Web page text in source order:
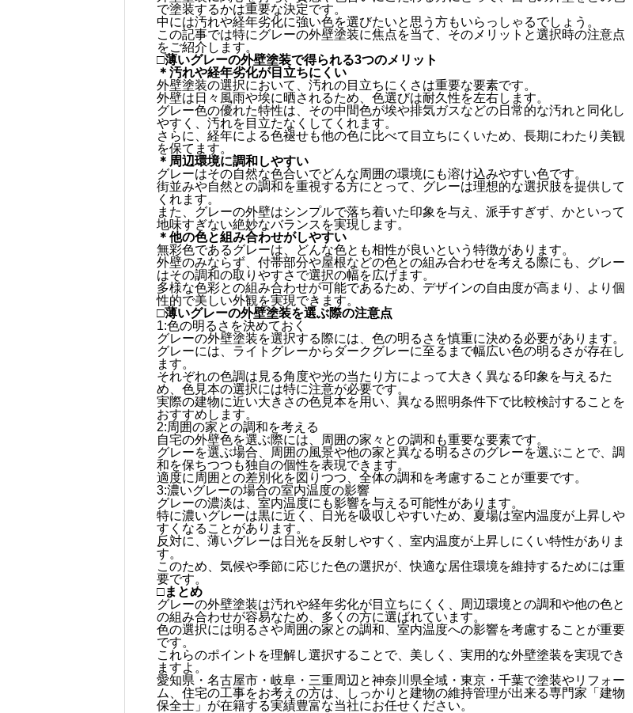
2026.07.30
場管理サポート★残業代100％支給／
髪型自由
2026.04.13
へ｜後悔しない計画の立て方と相談先
の選び方
2026.07.01
JBHRにお任せ
2026.06.01
2021.04.25
門家へ （チラシ）②
2020.03.09
2026.01.25 2026.01.25
へ｜費用・進め方・会社選びのポイン
2026.08.01
はあるのかを解説
2026.04.18
へ｜後悔しない計画の立て方と相談先
の選び方
2026.07.01
JBHRにお任せ
2026.06.01
2021.04.25 2020.05.25
2024.04.26
で塗装するかは重要な決定です。
中には汚れや経年劣化に強い色を選びたいと思う方もいらっしゃるでしょう。
この記事では特にグレーの外壁塗装に焦点を当て、そのメリットと選択時の注意点
をご紹介します。
□薄いグレーの外壁塗装で得られる3つのメリット
＊汚れや経年劣化が目立ちにくい
外壁塗装の選択において、汚れの目立ちにくさは重要な要素です。
外壁は日々風雨や埃に晒されるため、色選びは耐久性を左右します。
グレー色の優れた特性は、その中間色が埃や排気ガスなどの日常的な汚れと同化し
やすく、汚れを目立たなくしてくれます。
さらに、経年による色褪せも他の色に比べて目立ちにくいため、長期にわたり美観
を保てます。
＊周辺環境に調和しやすい
グレーはその自然な色合いでどんな周囲の環境にも溶け込みやすい色です。
街並みや自然との調和を重視する方にとって、グレーは理想的な選択肢を提供して
くれます。
また、グレーの外壁はシンプルで落ち着いた印象を与え、派手すぎず、かといって
地味すぎない絶妙なバランスを実現します。
＊他の色と組み合わせがしやすい
無彩色であるグレーは、どんな色とも相性が良いという特徴があります。
外壁のみならず、付帯部分や屋根などの色との組み合わせを考える際にも、グレー
はその調和の取りやすさで選択の幅を広げます。
多様な色彩との組み合わせが可能であるため、デザインの自由度が高まり、より個
性的で美しい外観を実現できます。
□薄いグレーの外壁塗装を選ぶ際の注意点
1:色の明るさを決めておく
グレーの外壁塗装を選択する際には、色の明るさを慎重に決める必要があります。
グレーには、ライトグレーからダークグレーに至るまで幅広い色の明るさが存在し
ます。
それぞれの色調は見る角度や光の当たり方によって大きく異なる印象を与えるた
め、色見本の選択には特に注意が必要です。
実際の建物に近い大きさの色見本を用い、異なる照明条件下で比較検討することを
おすすめします。
2:周囲の家との調和を考える
自宅の外壁色を選ぶ際には、周囲の家々との調和も重要な要素です。
グレーを選ぶ場合、周囲の風景や他の家と異なる明るさのグレーを選ぶことで、調
和を保ちつつも独自の個性を表現できます。
適度に周囲との差別化を図りつつ、全体の調和を考慮することが重要です。
3:濃いグレーの場合の室内温度の影響
グレーの濃淡は、室内温度にも影響を与える可能性があります。
特に濃いグレーは黒に近く、日光を吸収しやすいため、夏場は室内温度が上昇しや
すくなることがあります。
反対に、薄いグレーは日光を反射しやすく、室内温度が上昇しにくい特性がありま
す。
このため、気候や季節に応じた色の選択が、快適な居住環境を維持するためには重
要です。
□まとめ
グレーの外壁塗装は汚れや経年劣化が目立ちにくく、周辺環境との調和や他の色と
の組み合わせが容易なため、多くの方に選ばれています。
色の選択には明るさや周囲の家との調和、室内温度への影響を考慮することが重要
です。
これらのポイントを理解し選択することで、美しく、実用的な外壁塗装を実現でき
ますよ。
愛知県・名古屋市・岐阜・三重周辺と神奈川県全域・東京・千葉で塗装やリフォー
ム、住宅の工事をお考えの方は、しっかりと建物の維持管理が出来る専門家「建物
保全士」が在籍する実績豊富な当社にお任せください。